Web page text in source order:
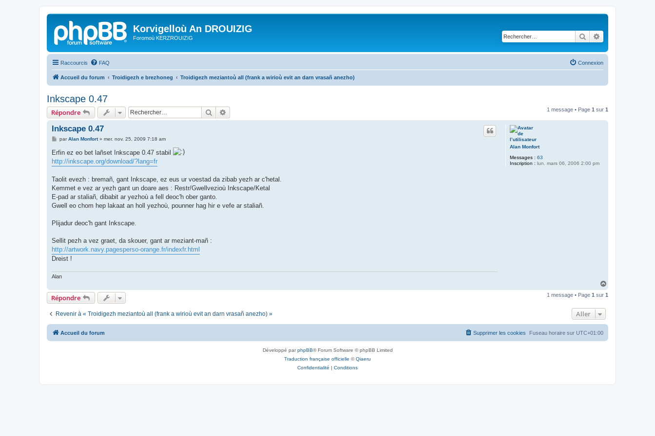
Korvigelloù An DROUIZIG
Foromoù KERZROUIZIG Rechercher
Raccourcis FAQ Connexion
Accueil du forum Troidigezh e brezhoneg Troidigezh meziantoù all (frank a wirioù evit an darn vrasañ anezho)
Inkscape 0.47
Répondre Rechercher 1 message • Page 1 sur 1
Alan Monfort
Messages : 63
Inscription : lun. mars 06, 2006 2:00 pm
Inkscape 0.47
M
s
s
a
g
parAlan Monfort» mer. nov. 25, 2009 7:18 am
Erfin ez eo bet lañset Inkscape 0.47 stabil
http://inkscape.org/download/?lang=fr
Taolit evezh : bremañ, gant Inkscape, ez eus ur voestad da zibab yezh ar c'hetal.
Kemmet e vez ar yezh gant un doare aes : Restr/Gwellvezioù Inkscape/Ketal
E-pad ar staliañ, dibabit ar yezhoù a fell deoc'h ober ganto.
Gwell eo chom hep lakaat an holl yezhoù, pounner hag hir e vefe ar staliañ.
Plijadur deoc'h gant Inkscape.
Sellit pezh a vez graet, da skouer, gant ar meziant-mañ :
http://artwork.navy.pagesperso-orange.fr/indexfr.html
Dreist !
Alan
u
Répondre 1 message • Page 1 sur 1
Revenir à « Troidigezh meziantoù all (frank a wirioù evit an darn vrasañ anezho) » Aller
Accueil du forum Fuseau horaire sur UTC+01:00
Supprimer les cookies
Développé parphpBB® Forum Software © phpBB Limited
Traduction française officielle ©Qiaeru
Confidentialité | Conditions